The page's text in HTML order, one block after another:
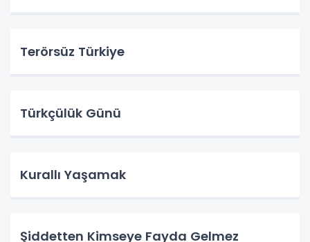
Terörsüz Türkiye
Türkçülük Günü
Kurallı Yaşamak
Şiddetten Kimseye Fayda Gelmez